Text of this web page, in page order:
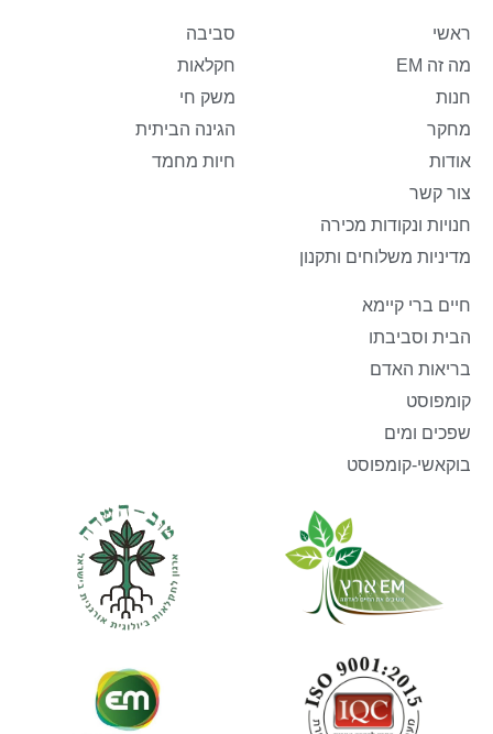
ראשי
מה זה EM
חנות
מחקר
אודות
צור קשר
חנויות ונקודות מכירה
מדיניות משלוחים ותקנון
סביבה
חקלאות
משק חי
הגינה הביתית
חיות מחמד
חיים ברי קיימא
הבית וסביבתו
בריאות האדם
קומפוסט
שפכים ומים
בוקאשי-קומפוסט